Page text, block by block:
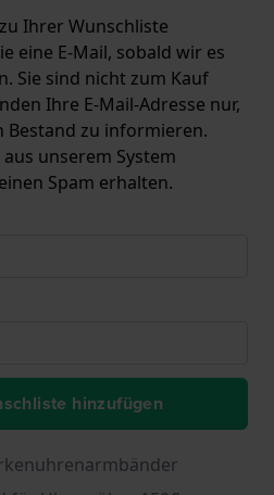
Ihrer Wunschliste
eine E-Mail, sobald wir es
Sie sind nicht zum Kauf
Ihre E-Mail-Adresse nur,
Bestand zu informieren.
unserem System
Spam erhalten.
hinzufügen